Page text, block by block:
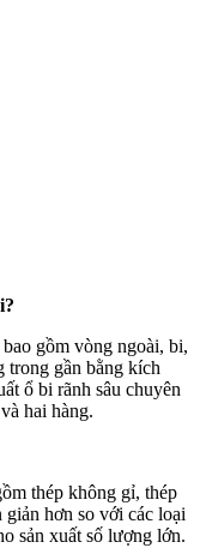
gồm vòng ngoài, bi,
trong gần bằng kích
ổ bi rãnh sâu chuyên
hai hàng.
thép không gỉ, thép
hơn so với các loại
sản xuất số lượng lớn.